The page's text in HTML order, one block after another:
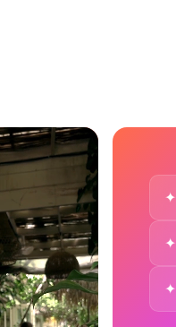
✦
✦
✦